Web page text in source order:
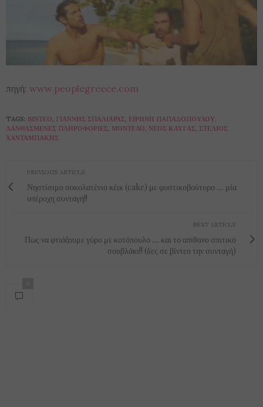
πηγή: www.peoplegreece.com
TAGS: ΒΊΝΤΕΟ, ΓΙΆΝΝΗΣ ΣΠΑΛΙΆΡΑΣ, ΕΙΡΉΝΗ ΠΑΠΑΔΟΠΟΎΛΟΥ,
ΛΑΝΘΑΣΜΈΝΕΣ ΠΛΗΡΟΦΟΡΊΕΣ, ΜΟΝΤΈΛΟ, ΝΈΟΣ ΚΑΥΓΆΣ, ΣΤΈΛΙΟΣ
ΧΑΝΤΑΜΠΆΚΗΣ
PREVIOUS ARTICLE
Νηστίσιμο σοκολατένιο κέικ (cake) με φυστικοβούτυρο .... μία
υπέροχη συνταγή!!
NEXT ARTICLE
Πως να φτιάξουμε γύρο με κοτόπουλο .... και το απίθανο σπιτικό
σουβλάκι!! (δες σε βίντεο την συνταγή)